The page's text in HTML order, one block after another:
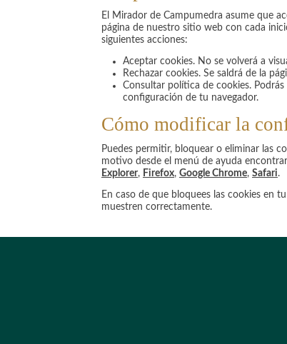
El Mirador de Campumedra asume que
página de nuestro sitio web con cada
siguientes acciones:
Aceptar cookies. No se volverá a
Rechazar cookies. Se saldrá de la
Consultar política de cookies.
configuración de tu navegador.
Cómo modificar la
Puedes permitir, bloquear o eliminar las
motivo desde el menú de ayuda
Explorer, Firefox, Google Chrome, Safari.
En caso de que bloquees las cookies en
muestren correctamente.